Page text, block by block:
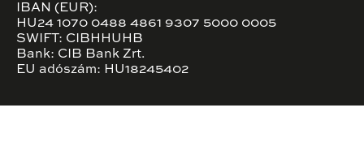
IBAN (EUR):
HU24 1070 0488 4861 9307 5000 0005
SWIFT: CIBHHUHB
Bank: CIB Bank Zrt.
EU adószám: HU18245402